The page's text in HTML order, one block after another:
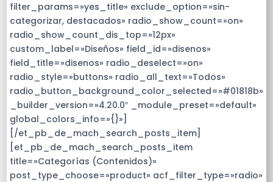
filter_params=»yes_title» exclude_option=»sin-
categorizar, destacados» radio_show_count=»on»
radio_show_count_dis_top=»12px»
custom_label=»Diseños» field_id=»disenos»
field_title=»disenos» radio_deselect=»on»
radio_style=»buttons» radio_all_text=»Todos»
radio_button_background_color_selected=»#01818b»
_builder_version=»4.20.0″ _module_preset=»default»
global_colors_info=»{}»]
[/et_pb_de_mach_search_posts_item]
[et_pb_de_mach_search_posts_item
title=»Categorías (Contenidos)»
post_type_choose=»product» acf_filter_type=»radio»